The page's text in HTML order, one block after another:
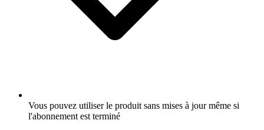
Vous pouvez utiliser le produit sans mises à jour même si
l'abonnement est terminé